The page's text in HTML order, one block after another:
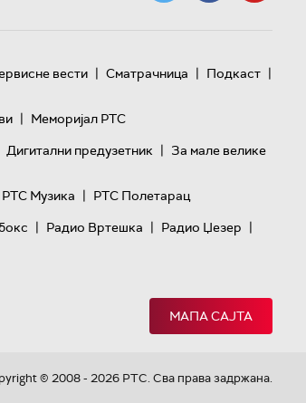
вести | Сматрачница | Подкаст |
| Меморијал РТС
Дигитални предузетник | За мале велике
РТС Музика | РТС Полетарац
| Радио Вртешка | Радио Џезер |
МАПА САЈТА
© 2008 - 2026 РТС. Сва права задржана.